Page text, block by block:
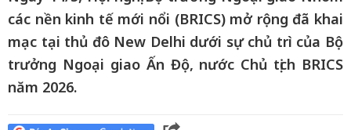
các nền kinh tế mới nổi (BRICS) mở rộng đã khai
mạc tại thủ đô New Delhi dưới sự chủ trì của Bộ
trưởng Ngoại giao Ấn Độ, nước Chủ tịch BRICS
năm 2026.